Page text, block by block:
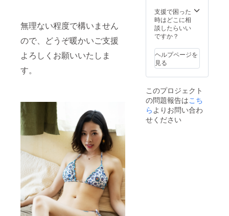
無理ない程度で構いません
ので、どうぞ暖かいご支援
よろしくお願いいたしま
す。
す。 ※
スタッ
フが距
離を置
させて
いただ
きま
す。
に反す
るな
ど、不
適切と
れるも
のにつ
いては
お断り
合がご
ざいま
す。 ※
打ち合
わせ、
支援で困った
時はどこに相
談したらいい
ですか？
ヘルプページを
見る
このプロジェクト
の問題報告はこち
らよりお問い合わ
せください